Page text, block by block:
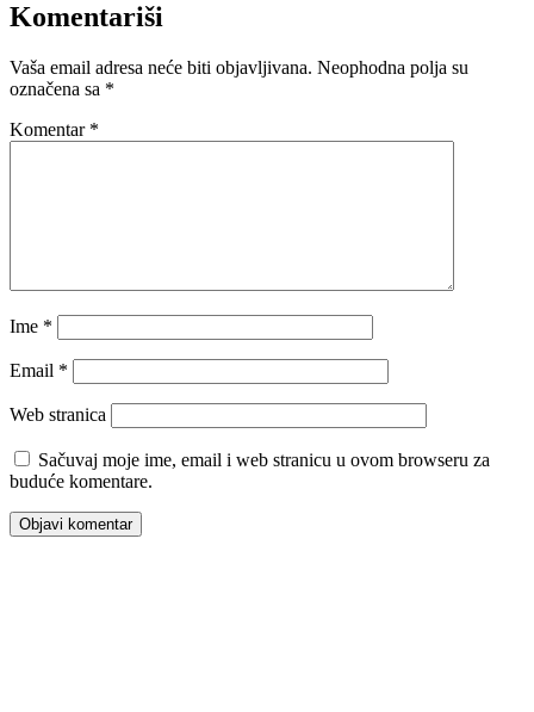
Komentariši
Vaša email adresa neće biti objavljivana. Neophodna polja su
označena sa *
Komentar *
Ime *
Email *
Web stranica
Sačuvaj moje ime, email i web stranicu u ovom browseru za
buduće komentare.